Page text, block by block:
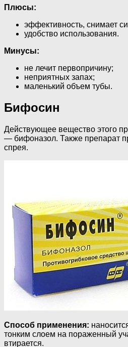
Плюсы:
эффективность, снимает
удобство использования.
Минусы:
не лечит первопричину;
неприятных запах;
маленький объем тубы.
Бифосин
Действующее вещество этого
— бифоназол. Также препарат
спрея.
Способ применения:
тонким слоем на пораженный
втирается.